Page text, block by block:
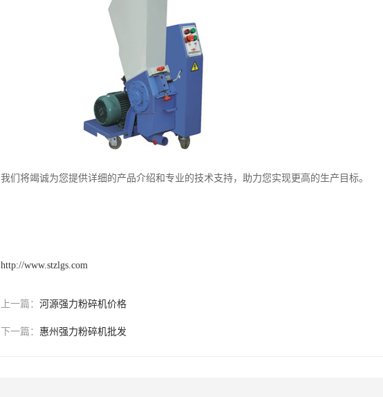
我们将竭诚为您提供详细的产品介绍和专业的技术支持，助力您实现更高的生产目标。
http://www.stzlgs.com
上一篇： 河源强力粉碎机价格
下一篇： 惠州强力粉碎机批发